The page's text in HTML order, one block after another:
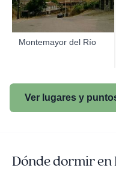
Montemayor del Río
Ver lugares y
Dónde dormir en